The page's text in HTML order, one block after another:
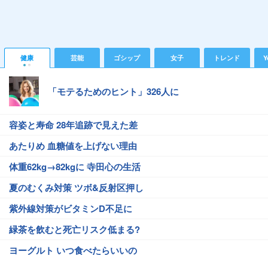
健康 芸能 ゴシップ 女子 トレンド
「モテるためのヒント」326人に
容姿と寿命 28年追跡で見えた差
あたりめ 血糖値を上げない理由
体重62kg→82kgに 寺田心の生活
夏のむくみ対策 ツボ&反射区押し
紫外線対策がビタミンD不足に
緑茶を飲むと死亡リスク低まる?
ヨーグルト いつ食べたらいいの